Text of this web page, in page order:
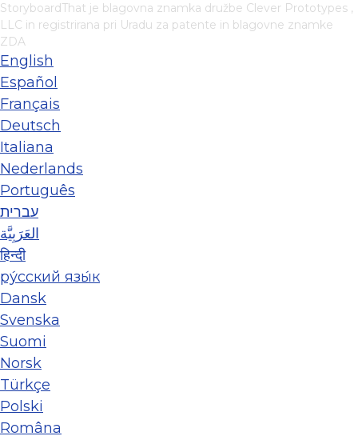
StoryboardThat je blagovna znamka družbe Clever Prototypes ,
LLC in registrirana pri Uradu za patente in blagovne znamke
ZDA
English
Español
Français
Deutsch
Italiana
Nederlands
Português
עברית
العَرَبِيَّة
हिन्दी
ру́сский язы́к
Dansk
Svenska
Suomi
Norsk
Türkçe
Polski
Româna